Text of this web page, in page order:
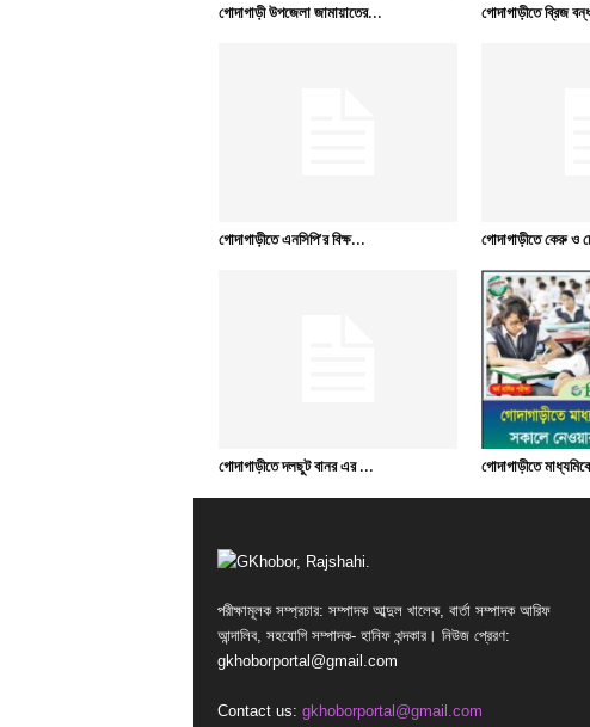
গোদাগাড়ী উপজেলা জামায়াতের... গোদাগাড়ীতে ব্রিজ
গোদাগাড়ীতে এনসিপি’র বিক্ষ... গোদাগাড়ীতে কেরু ও
গোদাগাড়ীতে দলছুট বানর এর ... গোদাগাড়ীতে
পরীক্ষামূলক সম্প্রচার: সম্পাদক আব্দুল খালেক, বার্তা সম্পাদক আরিফ
আন্দালিব, সহযোগি সম্পাদক- হানিফ খন্দকার। নিউজ প্রেরণ:
gkhoborportal@gmail.com
Contact us: gkhoborportal@gmail.com